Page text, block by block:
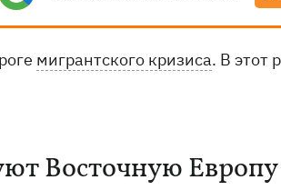
мигрантского кризиса. В этот
Восточную Европу